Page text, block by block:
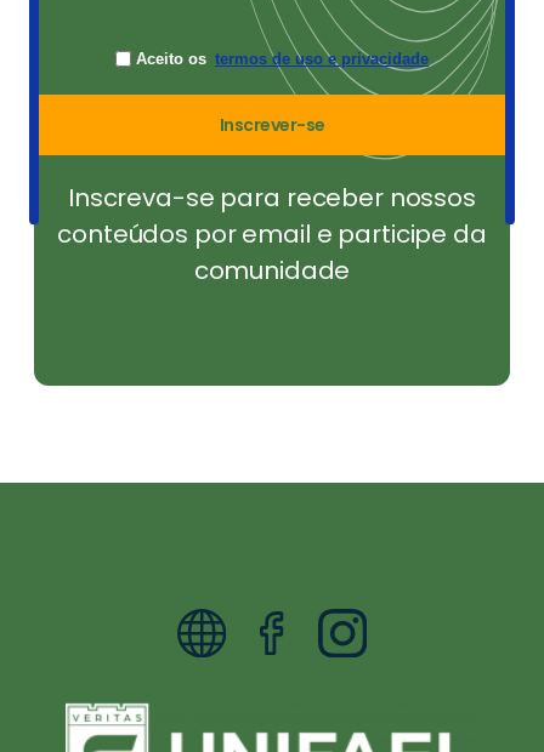
Aceito os termos de uso e privacidade
Inscrever-se
Inscreva-se para receber nossos
conteúdos por email e participe da
comunidade